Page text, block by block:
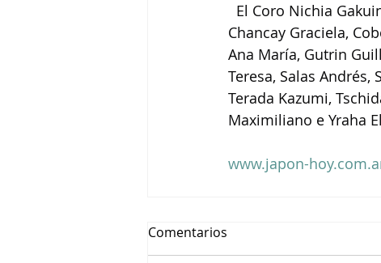
El Coro Nichia
Chancay Graciela,
Ana María, Gutrin
Teresa, Salas
Terada Kazumi,
Maximiliano e Yraha
www.japon-
Comentarios